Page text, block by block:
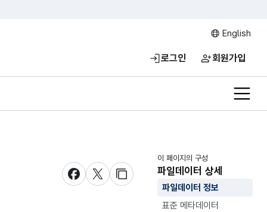
English
로그인 회원가입
전체
새창 열림새창 열림새창 열림
이 페이지의 구성
파일데이터 상세
파일데이터 정보
표준 메타데이터